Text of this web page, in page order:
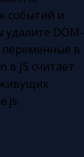
событий и
DOM-
в
JS считает